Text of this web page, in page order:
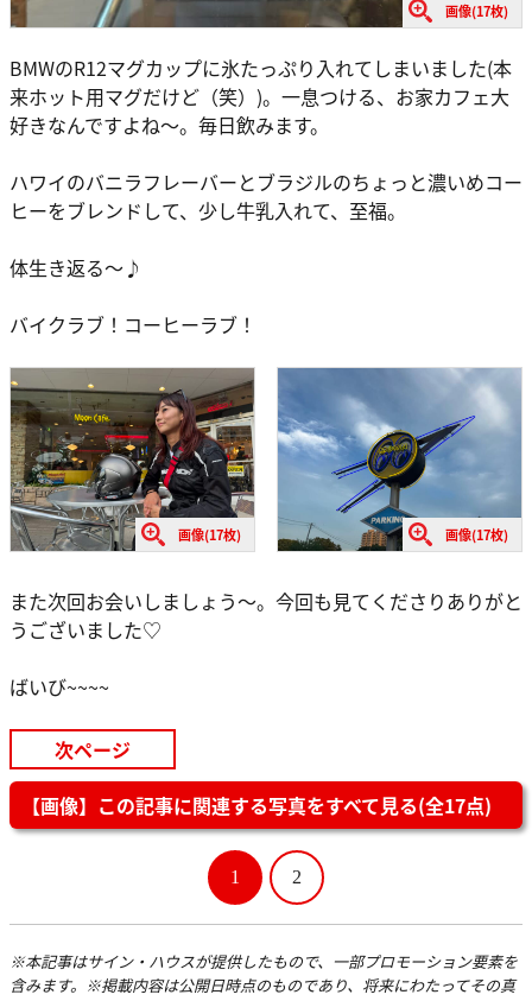
画像(17枚)
BMWのR12マグカップに氷たっぷり入れてしまいました(本
来ホット用マグだけど（笑）)。一息つける、お家カフェ大
好きなんですよね～。毎日飲みます。
ハワイのバニラフレーバーとブラジルのちょっと濃いめコー
ヒーをブレンドして、少し牛乳入れて、至福。
体生き返る～♪
バイクラブ！コーヒーラブ！
画像(17枚) 画像(17枚)
また次回お会いしましょう～。今回も見てくださりありがと
うございました♡
ばいび~~~~
次ページ
【画像】この記事に関連する写真をすべて見る(全17点)
1 2
※本記事はサイン・ハウスが提供したもので、一部プロモーション要素を
含みます。※掲載内容は公開日時点のものであり、将来にわたってその真